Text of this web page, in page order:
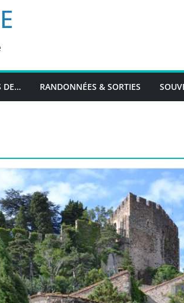
DE… RANDONNÉES & SORTIES